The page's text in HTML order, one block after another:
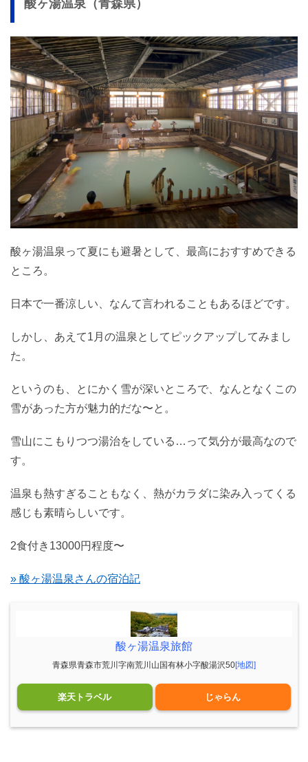
酸ヶ湯温泉（青森県）
酸ヶ湯温泉って夏にも避暑として、最高におすすめできる
ところ。
日本で一番涼しい、なんて言われることもあるほどです。
しかし、あえて1月の温泉としてピックアップしてみまし
た。
というのも、とにかく雪が深いところで、なんとなくこの
雪があった方が魅力的だな〜と。
雪山にこもりつつ湯治をしている…って気分が最高なので
す。
温泉も熱すぎることもなく、熱がカラダに染み入ってくる
感じも素晴らしいです。
2食付き13000円程度〜
» 酸ヶ湯温泉さんの宿泊記
酸ヶ湯温泉旅館
青森県青森市荒川字南荒川山国有林小字酸湯沢50[地図]
楽天トラベル じゃらん